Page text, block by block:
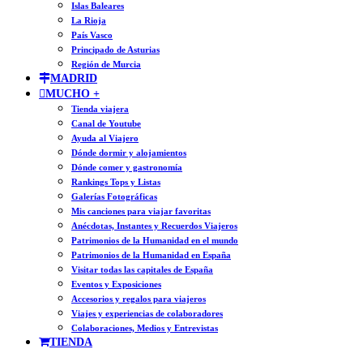
Islas Baleares
La Rioja
País Vasco
Principado de Asturias
Región de Murcia
MADRID
MUCHO +
Tienda viajera
Canal de Youtube
Ayuda al Viajero
Dónde dormir y alojamientos
Dónde comer y gastronomía
Rankings Tops y Listas
Galerías Fotográficas
Mis canciones para viajar favoritas
Anécdotas, Instantes y Recuerdos Viajeros
Patrimonios de la Humanidad en el mundo
Patrimonios de la Humanidad en España
Visitar todas las capitales de España
Eventos y Exposiciones
Accesorios y regalos para viajeros
Viajes y experiencias de colaboradores
Colaboraciones, Medios y Entrevistas
TIENDA